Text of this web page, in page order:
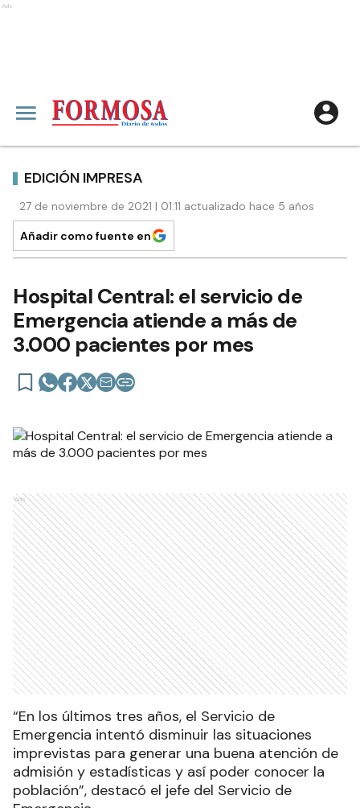
Ads
EDICIÓN IMPRESA
27 de noviembre de 2021 | 01:11 actualizado hace 5 años
Añadir como fuente en
Hospital Central: el servicio de
Emergencia atiende a más de
3.000 pacientes por mes
Ads
“En los últimos tres años, el Servicio de
Emergencia intentó disminuir las situaciones
imprevistas para generar una buena atención de
admisión y estadísticas y así poder conocer la
población”, destacó el jefe del Servicio de